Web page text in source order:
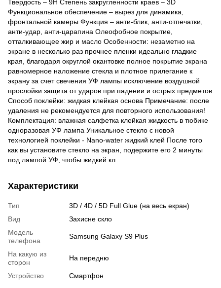
Твердость – 9H Степень закругленности краев – 3D
Функциональное обеспечение – вырез для динамика,
фронтальной камеры Функция – анти-блик, анти-отпечатки,
анти-удар, анти-царапина Олеофобное покрытие,
отталкивающее жир и масло Особенности: незаметно на
экране в несколько раз прочнее пленки идеально гладкие
края, благодаря округлой окантовке полное покрытие экрана
равномерное наложение стекла и плотное прилегание к
экрану за счет свечения УФ лампы исключение воздушной
прослойки защита от ударов при падении и острых предметов
Способ поклейки: жидкая клейкая основа Примечание: после
удаления не рекомендуется для повторного использования!
Комплектация: влажная салфетка клейкая жидкость в тюбике
одноразовая УФ лампа Уникальное стекло с новой
технологией поклейки - Nano-water жидкий клей После того
как вы установите стекло на экран, подержите его 2 минуты
под лампой УФ, чтобы жидкий кл
Характеристики
Тип
3D / 4D / 5D Full Glue (на весь екран)
Вид
Захисне скло
Модель
телефона
Samsung Galaxy S9 Plus
На какую из
сторон
На передню
Устройство Смартфон